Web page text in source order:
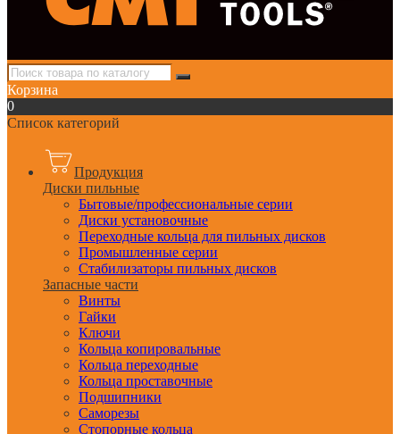
Корзина
0
Список категорий
Продукция
Диски пильные
Бытовые/профессиональные серии
Диски установочные
Переходные кольца для пильных дисков
Промышленные серии
Стабилизаторы пильных дисков
Запасные части
Винты
Гайки
Ключи
Кольца копировальные
Кольца переходные
Кольца проставочные
Подшипники
Саморезы
Стопорные кольца